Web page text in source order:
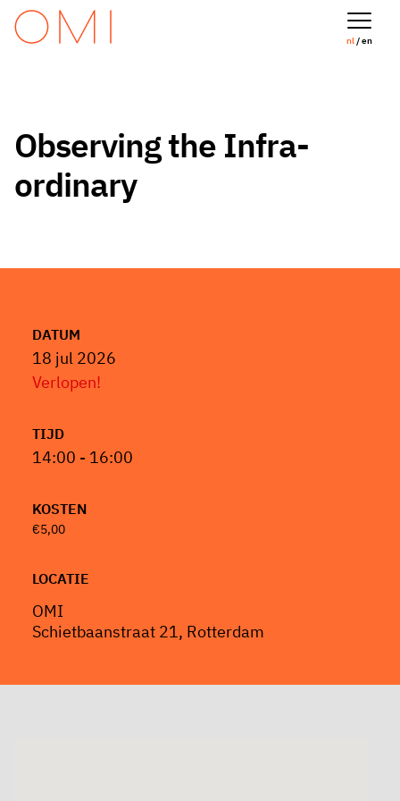
nl/ en
Observing the Infra-
ordinary
DATUM
18 jul 2026
Verlopen!
TIJD
14:00 - 16:00
KOSTEN
€5,00
LOCATIE
OMI
Schietbaanstraat 21, Rotterdam